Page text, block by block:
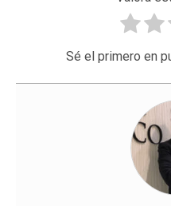
Sé el primero en